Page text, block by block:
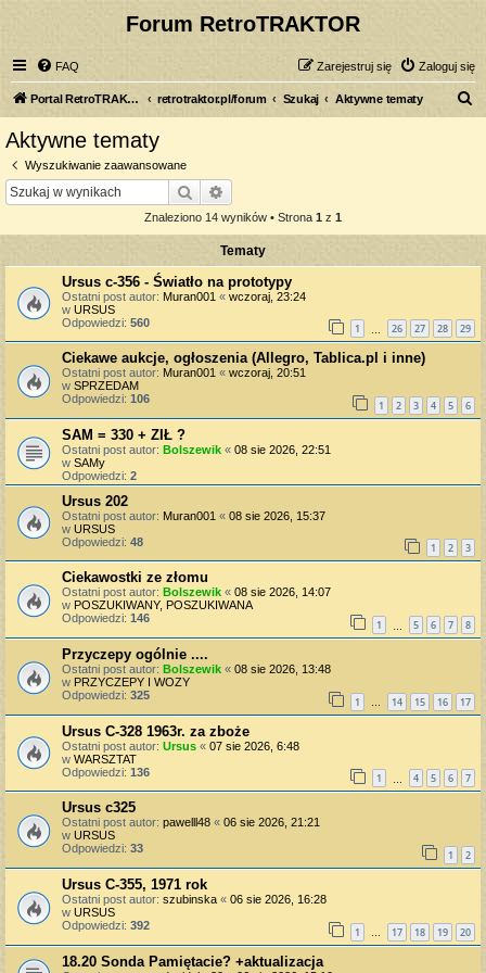
Forum RetroTRAKTOR
FAQ Zaloguj się
Zarejestruj się
Portal RetroTRAKTOR.pl retrotraktor.pl/forum Szukaj Aktywne tematy
Aktywne tematy
Wyszukiwanie zaawansowane
Szukaj
Znaleziono 14 wyników • Strona 1 z 1
Tematy
Ursus c-356 - Światło na prototypy
Ostatni post autor: Muran001 « wczoraj, 23:24
w URSUS
Odpowiedzi: 560 1 26 27 28 29
Ciekawe aukcje, ogłoszenia (Allegro, Tablica.pl i inne)
Ostatni post autor: Muran001 « wczoraj, 20:51
w SPRZEDAM
Odpowiedzi: 106 1 2 3 4 5 6
SAM = 330 + ZIŁ ?
Ostatni post autor: Bolszewik « 08 sie 2026, 22:51
w SAMy
Odpowiedzi: 2
Ursus 202
Ostatni post autor: Muran001 « 08 sie 2026, 15:37
w URSUS
Odpowiedzi: 48 1 2 3
Ciekawostki ze złomu
Ostatni post autor: Bolszewik « 08 sie 2026, 14:07
w POSZUKIWANY, POSZUKIWANA
Odpowiedzi: 146 1 5 6 7 8
Przyczepy ogólnie ....
Ostatni post autor: Bolszewik « 08 sie 2026, 13:48
w PRZYCZEPY I WOZY
Odpowiedzi: 325 1 … 14 15 16 17
Ursus C-328 1963r. za zboże
Ostatni post autor: Ursus « 07 sie 2026, 6:48
w WARSZTAT
Odpowiedzi: 136 1 4 5 6 7
Ursus c325
Ostatni post autor: pawelll48 « 06 sie 2026, 21:21
w URSUS
Odpowiedzi: 33 1 2
Ursus C-355, 1971 rok
Ostatni post autor: szubinska « 06 sie 2026, 16:28
w URSUS
Odpowiedzi: 392 1 … 17 18 19 20
18.20 Sonda Pamiętacie? +aktualizacja